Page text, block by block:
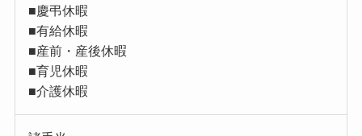
■慶弔休暇
■有給休暇
■産前・産後休暇
■育児休暇
■介護休暇